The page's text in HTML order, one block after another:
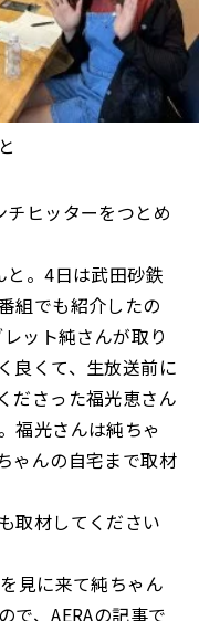
ヒッターをつとめ
。4日は武田砂鉄
組でも紹介したの
ット純さんが取り
良くて、生放送前に
ださった福光恵さん
福光さんは純ちゃ
ゃんの自宅まで取材
取材してください
見に来て純ちゃん
で、AERAの記事で